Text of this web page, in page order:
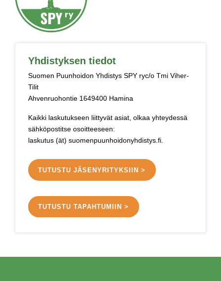
Yhdistyksen tiedot
Suomen Puunhoidon Yhdistys SPY ryc/o Tmi Viher-
Tilit
Ahvenruohontie 1649400 Hamina
Kaikki laskutukseen liittyvät asiat, olkaa yhteydessä
sähköpostitse osoitteeseen:
laskutus (ät) suomenpuunhoidonyhdistys.fi.
TUTUSTU JÄSENYRITYKSIIN >
TUTUSTU TAPAHTUMIIN >